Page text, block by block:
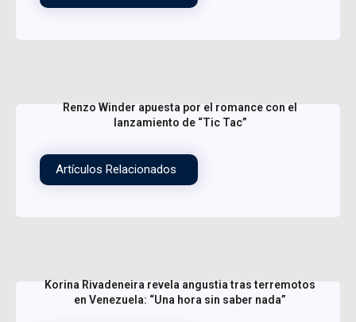
Renzo Winder apuesta por el romance con el
lanzamiento de “Tic Tac”
Artículos Relacionados
Korina Rivadeneira revela angustia tras terremotos
en Venezuela: “Una hora sin saber nada”